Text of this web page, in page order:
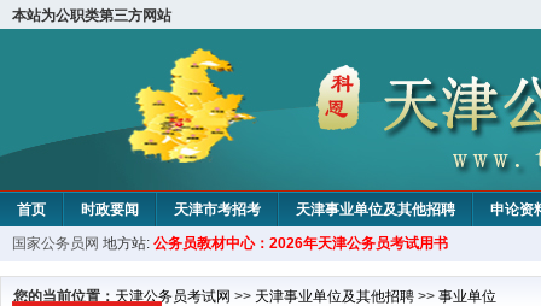
本站为公职类第三方网站
首页 时政要闻 天津市考招考 天津事业单位及其他招聘 申论资
教材中心
国家公务员网 地方站: 公务员教材中心：2026年天津公务员考试用书
您的当前位置： 天津公务员考试网 >> 天津事业单位及其他招聘 >> 事业单位